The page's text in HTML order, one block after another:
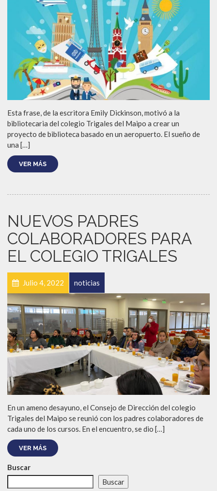
Esta frase, de la escritora Emily Dickinson, motivó a la
bibliotecaria del colegio Trigales del Maipo a crear un
proyecto de biblioteca basado en un aeropuerto. El sueño de
una […]
VER MÁS
NUEVOS PADRES
COLABORADORES PARA
EL COLEGIO TRIGALES
Julio 4, 2022 noticias
En un ameno desayuno, el Consejo de Dirección del colegio
Trigales del Maipo se reunió con los padres colaboradores de
cada uno de los cursos. En el encuentro, se dio […]
VER MÁS
Buscar
Buscar